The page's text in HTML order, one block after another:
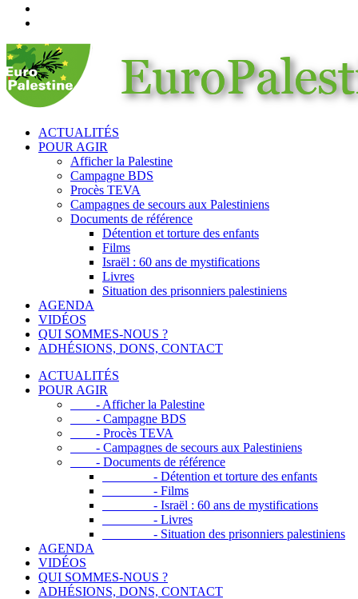
ACTUALITÉS
POUR AGIR
Afficher la Palestine
Campagne BDS
Procès TEVA
Campagnes de secours aux Palestiniens
Documents de référence
Détention et torture des enfants
Films
Israël : 60 ans de mystifications
Livres
Situation des prisonniers palestiniens
AGENDA
VIDÉOS
QUI SOMMES-NOUS ?
ADHÉSIONS, DONS, CONTACT
ACTUALITÉS
POUR AGIR
- Afficher la Palestine
- Campagne BDS
- Procès TEVA
- Campagnes de secours aux Palestiniens
- Documents de référence
- Détention et torture des enfants
- Films
- Israël : 60 ans de mystifications
- Livres
- Situation des prisonniers palestiniens
AGENDA
VIDÉOS
QUI SOMMES-NOUS ?
ADHÉSIONS, DONS, CONTACT